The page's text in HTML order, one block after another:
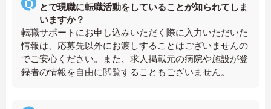
とで現職に転職活動をしていることが知られてしま
いますか？
転職サポートにお申し込みいただく際に入力いただいた
情報は、応募先以外にお渡しすることはございませんの
でご安心ください。また、求人掲載元の病院や施設が登
録者の情報を自由に閲覧することもございません。